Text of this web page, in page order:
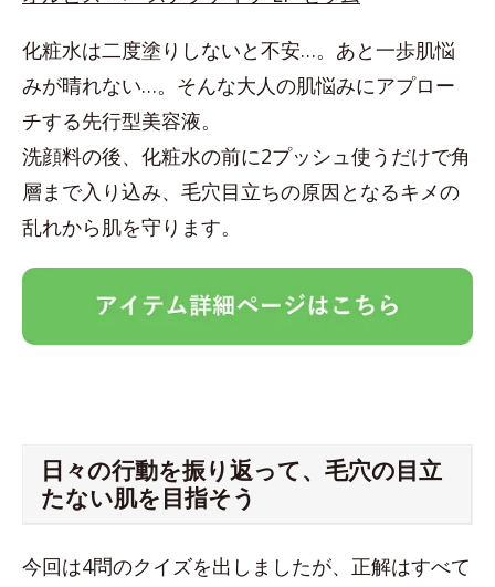
化粧水は二度塗りしないと不安…。あと一歩肌悩
みが晴れない…。そんな大人の肌悩みにアプロー
チする先行型美容液。
洗顔料の後、化粧水の前に2プッシュ使うだけで角
層まで入り込み、毛穴目立ちの原因となるキメの
乱れから肌を守ります。
日々の行動を振り返って、毛穴の目立
たない肌を目指そう
今回は4問のクイズを出しましたが、正解はすべて